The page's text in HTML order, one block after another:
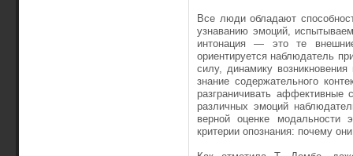
Все люди обладают
узнаванию эмоций,
интонация — это те
ориентируется на­блюдатель
силу, динамику
знание содержательного
разграничивать аффективные
различных эмо­ций
верной оценке модальности
критерии опознания: почему